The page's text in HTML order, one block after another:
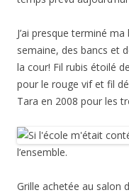
J’ai presque terminé
semaine, des bancs et
la cour! Fil rubis étoilé de
pour le rouge vif et fil
Tara en 2008 pour les
l’ensemble.
Grille achetée au salon